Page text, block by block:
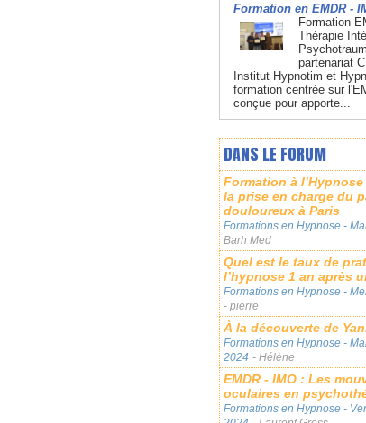
Formation en EMDR -
Formation
Thérapie
partenariat
Institut Hypnotim et
formation centrée sur
conçue pour apporte...
DANS LE FORUM
Formation à
la prise en charge du
douloureux à Paris
Formations en Hypnose -
Barh Med
Quel est le taux de
l’hypnose 1 an après
Formations en Hypnose -
- pierre
À la découverte de
Formations en Hypnose -
2024 - Hélène
EMDR - IMO : Les
oculaires en
Formations en Hypnose -